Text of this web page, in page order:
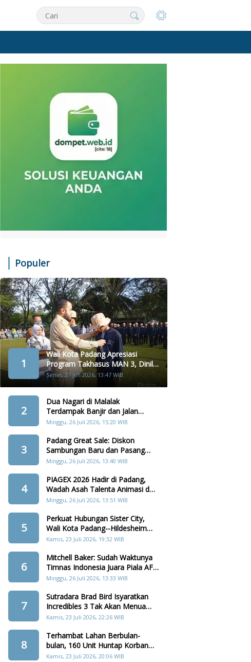
Populer
1
Wali Kota Padang Apresiasi
Program Takhasus MAN 3, Dinilai
Layak Jadi Contoh Sekolah Lain
Senin, 27 Juli 2026, 13:47 WIB
2
Dua Nagari di Malalak
Terdampak Banjir dan Jalan
Amblas Akibat Hujan Lebat
Minggu, 26 Juli 2026, 15:20 WIB
3
Padang Great Sale: Diskon
Sambungan Baru dan Pasang
Kembali Terbatas 357 Orang
Minggu, 26 Juli 2026, 13:40 WIB
4
PIAGEX 2026 Hadir di Padang,
Wadah Asah Talenta Animasi dan
Teknologi Digital
Minggu, 26 Juli 2026, 13:51 WIB
5
Perkuat Hubungan Sister City,
Wali Kota Padang--Hildesheim
Akan Tanam Pohon di Batang
Kamis, 23 Juli 2026, 19:32 WIB
6
Mitchell Baker: Sudah Waktunya
Timnas Indonesia Juara Piala AFF
2026
Minggu, 26 Juli 2026, 13:33 WIB
7
Sutradara Brad Bird Isyaratkan
Incredibles 3 Tak Akan Menua
Karakter Keluarga Parr
Kamis, 23 Juli 2026, 22:26 WIB
8
Terhambat Lahan Berbulan-
bulan, 160 Unit Huntap Korban
Bencana Agam Kini Menjelang
Kamis, 23 Juli 2026, 20:06 WIB